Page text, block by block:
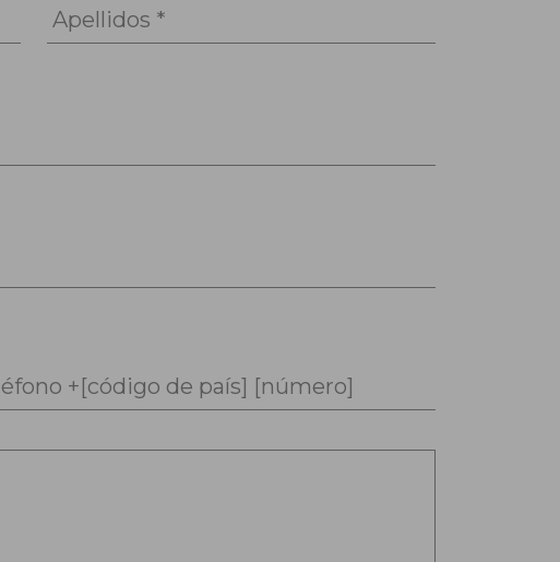
Apellidos *
+[código de país] [número]